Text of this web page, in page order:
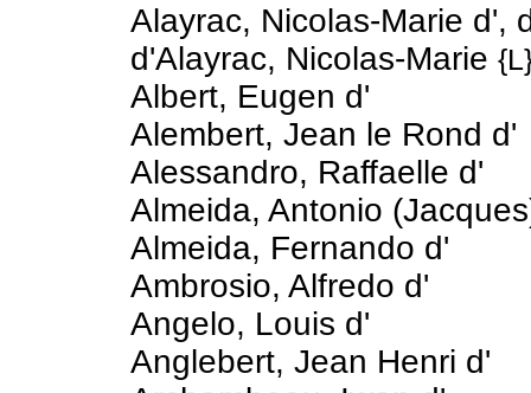
Alayrac, Nicolas-Marie d',
d'Alayrac, Nicolas-Marie
Albert, Eugen d'
Alembert, Jean le Rond d'
Alessandro, Raffaelle d'
Almeida, Antonio
Almeida, Fernando d'
Ambrosio, Alfredo d'
Angelo, Louis d'
Anglebert, Jean Henri d'